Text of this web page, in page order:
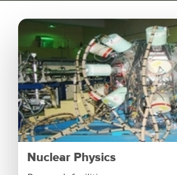
Nuclear Physics